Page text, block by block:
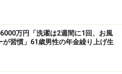
を募集中です。エピソードの
ギフト券をもれなくプレゼン
ーーーー
万円「洗濯は2週間に1回、お風
が習慣」61歳男性の年金繰り上げ生